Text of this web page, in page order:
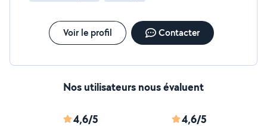
Voir le profil Contacter
Nos utilisateurs nous évaluent
4,6/5 4,6/5